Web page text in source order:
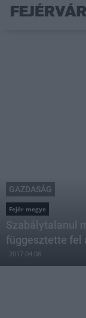
GAZDASÁG
Fejér megye
Szabálytalanul
függesztette fel
2017.04.08